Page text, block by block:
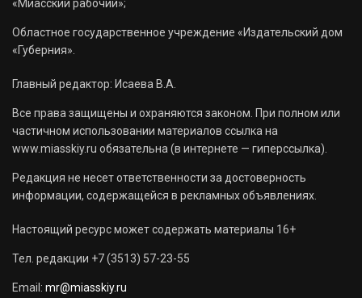
«Миасский рабочий»;
Областное государственное учреждение «Издательский дом
«Губерния».
Главный редактор: Исаева В.А.
Все права защищены и охраняются законом. При полном или
частичном использовании материалов ссылка на
www.miasskiy.ru обязательна (в интернете — гиперссылка).
Редакция не несет ответственности за достоверность
информации, содержащейся в рекламных объявлениях.
Настоящий ресурс может содержать материалы 16+
Тел. редакции +7 (3513) 57-23-55
Email: mr@miasskiy.ru